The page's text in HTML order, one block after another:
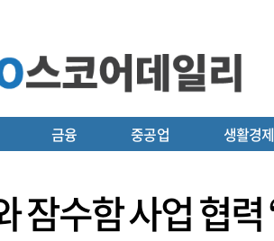
금융 중공업 생활경제
수함 사업 협력